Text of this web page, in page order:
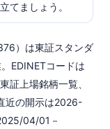
てましょう。
）は東証スタンダ
EDINETコードは
証上場銘柄一覧、
近の開示は2026-
04/01－